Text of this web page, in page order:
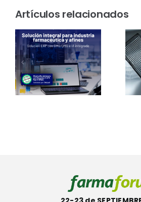
Artículos relacionados
en el
laboratorio:
Greiner
Bio-One
certifica
otros 101
productos